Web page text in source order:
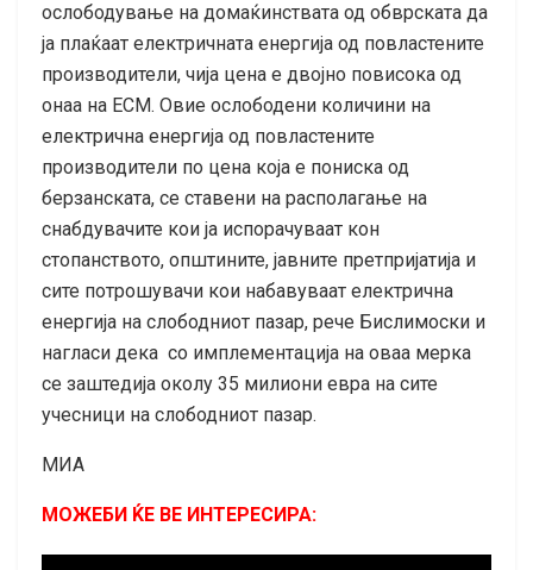
ослободување на домаќинствата од обврската да
ја плаќаат електричната енергија од повластените
производители, чија цена е двојно повисока од
онаа на ЕСМ. Овие ослободени количини на
електрична енергија од повластените
производители по цена која е пониска од
берзанската, се ставени на располагање на
снабдувачите кои ја испорачуваат кон
стопанството, општините, јавните претпријатија и
сите потрошувачи кои набавуваат електрична
енергија на слободниот пазар, рече Бислимоски и
нагласи дека со имплементација на оваа мерка
се заштедија околу 35 милиони евра на сите
учесници на слободниот пазар.
МИА
МОЖЕБИ ЌЕ ВЕ ИНТЕРЕСИРА: